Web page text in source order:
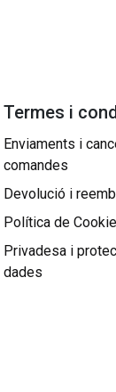
Termes i
Enviaments i
comandes
Devolució i
Política de
Privadesa i
dades